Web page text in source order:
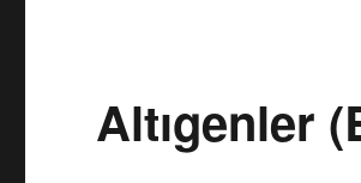
Altıgenler